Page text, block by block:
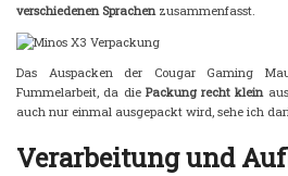
verschiedenen Sprachenzusammenfasst.
Das Auspacken der Cougar Gaming
Fummelarbeit, da die Packung recht klein
auch nur einmal ausgepackt wird, sehe ich
Verarbeitung und